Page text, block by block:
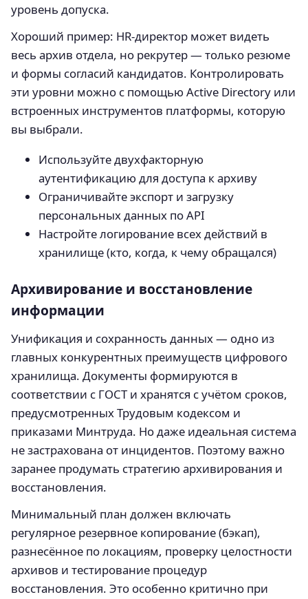
уровень допуска.
Хороший пример: HR-директор может видеть
весь архив отдела, но рекрутер — только резюме
и формы согласий кандидатов. Контролировать
эти уровни можно с помощью Active Directory или
встроенных инструментов платформы, которую
вы выбрали.
Используйте двухфакторную
аутентификацию для доступа к архиву
Ограничивайте экспорт и загрузку
персональных данных по API
Настройте логирование всех действий в
хранилище (кто, когда, к чему обращался)
Архивирование и восстановление
информации
Унификация и сохранность данных — одно из
главных конкурентных преимуществ цифрового
хранилища. Документы формируются в
соответствии с ГОСТ и хранятся с учётом сроков,
предусмотренных Трудовым кодексом и
приказами Минтруда. Но даже идеальная система
не застрахована от инцидентов. Поэтому важно
заранее продумать стратегию архивирования и
восстановления.
Минимальный план должен включать
регулярное резервное копирование (бэкап),
разнесённое по локациям, проверку целостности
архивов и тестирование процедур
восстановления. Это особенно критично при